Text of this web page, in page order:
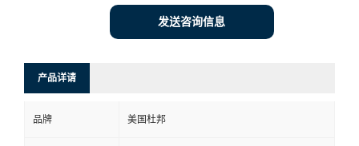
发送咨询信息
产品详请
品牌 美国杜邦